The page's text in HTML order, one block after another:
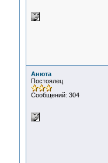
Анюта
Постоялец
Сообщений: 304